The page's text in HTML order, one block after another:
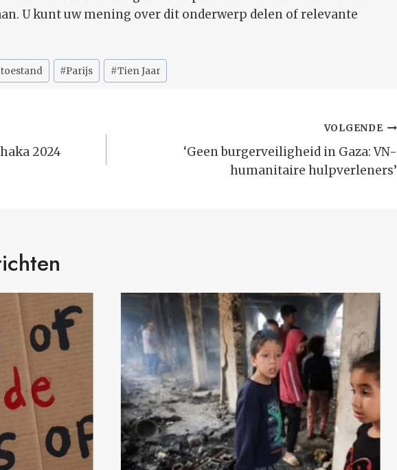
U kunt uw mening over dit onderwerp delen of relevante
#Parijs #Tien Jaar
2024
VOLGENDE
‘Geen burgerveiligheid in Gaza: VN-
humanitaire hulpverleners’